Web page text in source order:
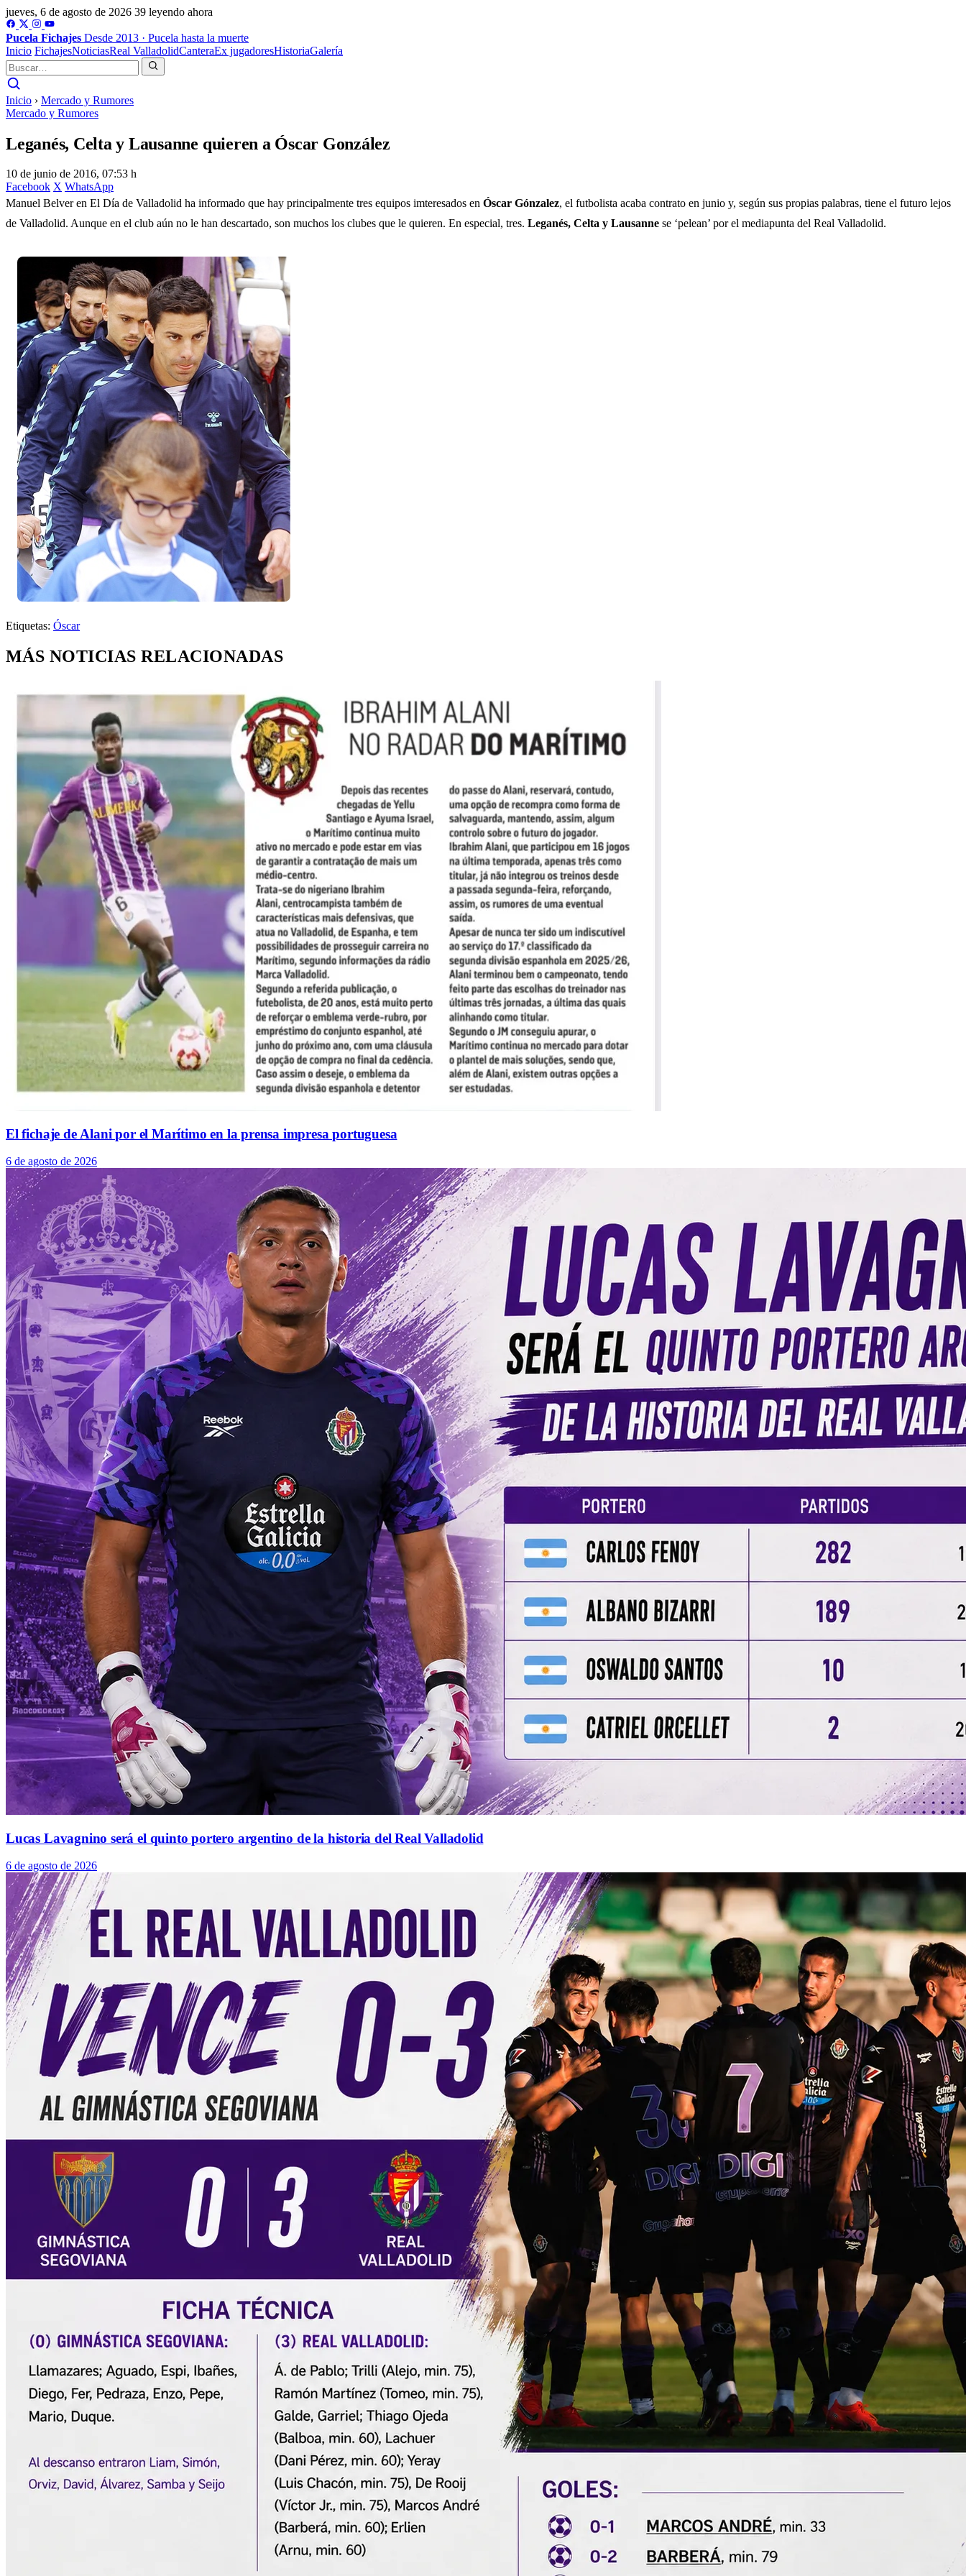
jueves, 6 de agosto de 2026 39 leyendo ahora
Pucela Fichajes Desde 2013 · Pucela hasta la muerte
Inicio FichajesNoticiasReal ValladolidCanteraEx jugadoresHistoriaGalería
Inicio › Mercado y Rumores
Mercado y Rumores
Leganés, Celta y Lausanne quieren a Óscar González
10 de junio de 2016, 07:53 h
Facebook X WhatsApp
Manuel Belver en El Día de Valladolid ha informado que hay principalmente tres equipos imteresados en Óscar Gónzalez, el futbolista acaba contrato en junio y, según sus propias palabras, tiene el futuro lejos
de Valladolid. Aunque en el club aún no le han descartado, son muchos los clubes que le quieren. En especial, tres. Leganés, Celta y Lausanne se ‘pelean’ por el mediapunta del Real Valladolid.
Etiquetas: Óscar
MÁS NOTICIAS RELACIONADAS
El fichaje de Alani por el Marítimo en la prensa impresa portuguesa
6 de agosto de 2026
Lucas Lavagnino será el quinto portero argentino de la historia del Real Valladolid
6 de agosto de 2026